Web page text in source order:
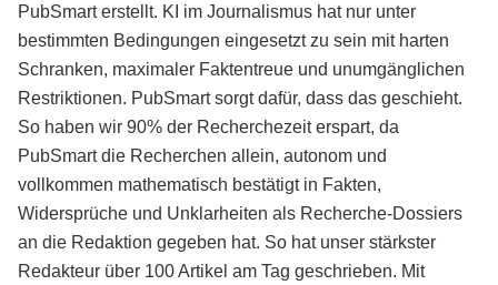
PubSmart erstellt. KI im Journalismus hat nur unter
bestimmten Bedingungen eingesetzt zu sein mit harten
Schranken, maximaler Faktentreue und unumgänglichen
Restriktionen. PubSmart sorgt dafür, dass das geschieht.
So haben wir 90% der Recherchezeit erspart, da
PubSmart die Recherchen allein, autonom und
vollkommen mathematisch bestätigt in Fakten,
Widersprüche und Unklarheiten als Recherche-Dossiers
an die Redaktion gegeben hat. So hat unser stärkster
Redakteur über 100 Artikel am Tag geschrieben. Mit